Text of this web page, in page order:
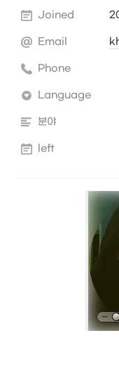
Joined
Email
Phone
Language
분야
left